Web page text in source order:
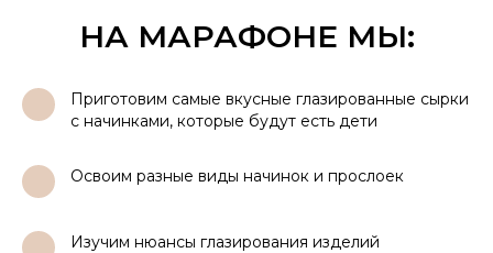
НА МАРАФОНЕ МЫ:
Приготовим самые вкусные глазированные сырки
с начинками, которые будут есть дети
Освоим разные виды начинок и прослоек
Изучим нюансы глазирования изделий